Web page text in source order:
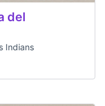
del
Indians